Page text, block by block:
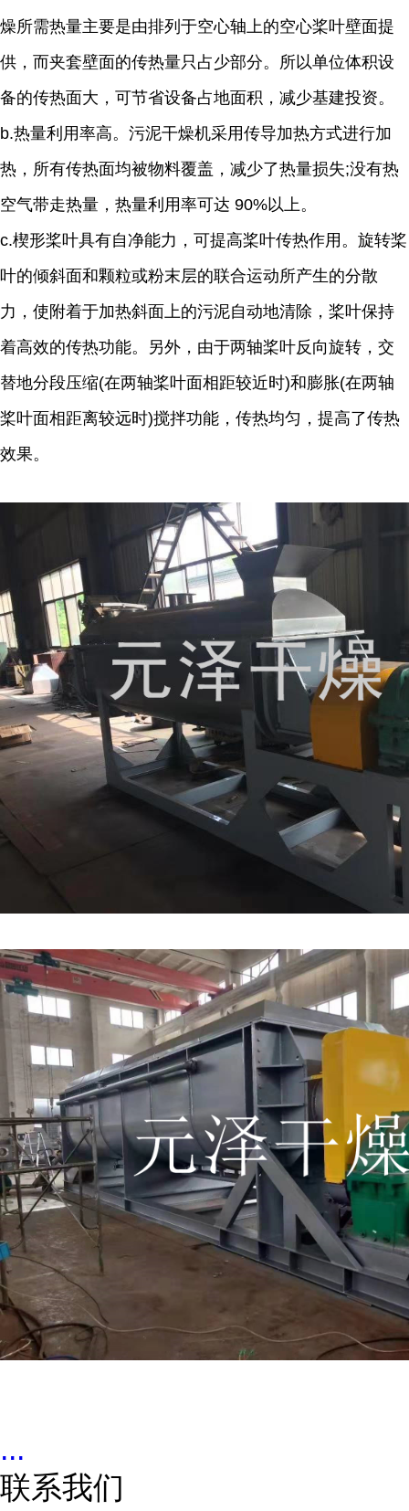
燥所需热量主要是由排列于空心轴上的空心桨叶壁面提
供，而夹套壁面的传热量只占少部分。所以单位体积设
备的传热面大，可节省设备占地面积，减少基建投资。
b.热量利用率高。污泥干燥机采用传导加热方式进行加
热，所有传热面均被物料覆盖，减少了热量损失;没有热
空气带走热量，热量利用率可达 90%以上。
c.楔形桨叶具有自净能力，可提高桨叶传热作用。旋转桨
叶的倾斜面和颗粒或粉末层的联合运动所产生的分散
力，使附着于加热斜面上的污泥自动地清除，桨叶保持
着高效的传热功能。另外，由于两轴桨叶反向旋转，交
替地分段压缩(在两轴桨叶面相距较近时)和膨胀(在两轴
桨叶面相距离较远时)搅拌功能，传热均匀，提高了传热
效果。
...
联系我们